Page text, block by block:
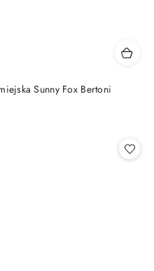
Sunny Fox Bertoni